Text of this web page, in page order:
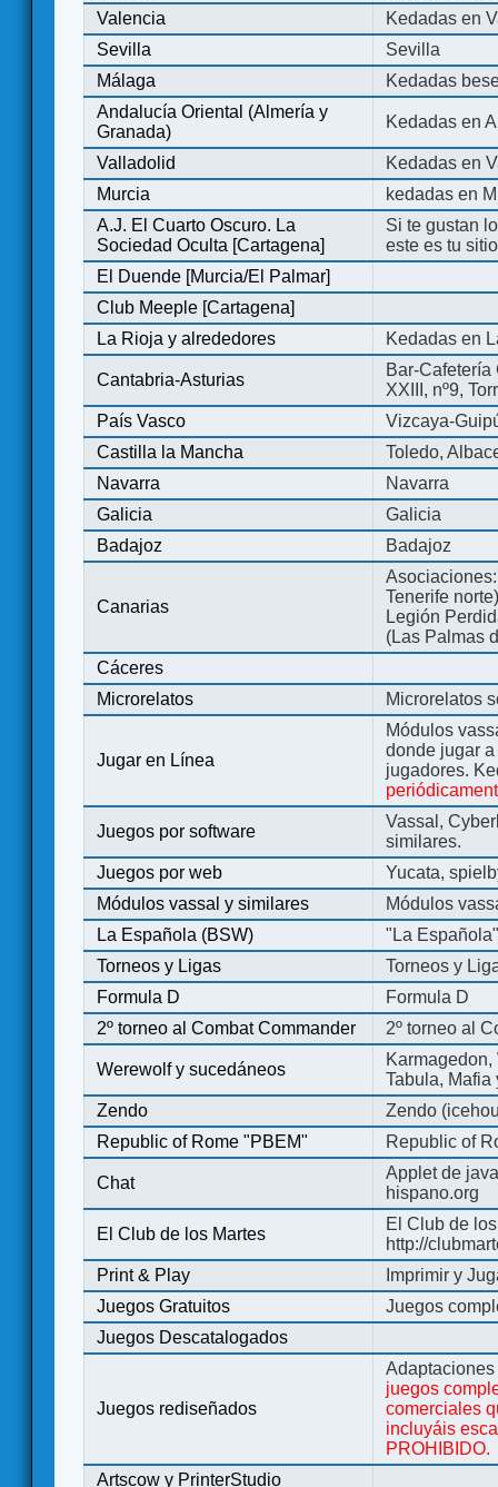
Valencia
Kedadas en
Sevilla
Sevilla
Málaga
Kedadas
Andalucía Oriental (Almería y
Granada)
Kedadas en
Valladolid
Kedadas en
Murcia
kedadas en
A.J. El Cuarto Oscuro. La
Sociedad Oculta [Cartagena]
Si te gustan
este es tu
El Duende [Murcia/El Palmar]
Club Meeple [Cartagena]
La Rioja y alrededores
Kedadas en
Cantabria-Asturias
Bar-
XXIII, nº9,
País Vasco
Vizcaya-
Castilla la Mancha
Toledo,
Navarra
Navarra
Galicia
Galicia
Badajoz
Badajoz
Canarias
Tenerife
Legión
(Las Palmas
Cáceres
Microrelatos
Microrelatos
Jugar en Línea
Módulos
donde jugar
jugadores.
Juegos por software
Vassal,
similares.
Juegos por web
Yucata,
Módulos vassal y similares
Módulos
La Española (BSW)
"La
Torneos y Ligas
Torneos y
Formula D
Formula D
2º torneo al Combat Commander
2º torneo al
Werewolf y sucedáneos
Tabula, Mafia
Zendo
Zendo
Republic of Rome "PBEM"
Republic of
Chat
Applet de
hispano.org
El Club de los Martes
El Club de
http://
Print & Play
Imprimir y
Juegos Gratuitos
Juegos
Juegos Descatalogados
Juegos rediseñados
juegos
comerciales
incluyáis
PROHIBIDO.
Artscow y PrinterStudio